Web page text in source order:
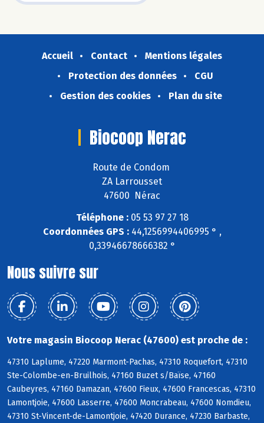
Accueil Contact
Mentions légales
Protection des données
CGU
Gestion des cookies
Plan du site
Biocoop Nerac
Route de Condom
ZA Larrousset
47600 Nérac
Téléphone :05 53 97 27 18
Coordonnées GPS :44,1256994406995 ° ,
0,33946678666382 °
Nous suivre sur
Votre magasin Biocoop Nerac (47600) est proche de :
47310 Laplume, 47220 Marmont-Pachas, 47310 Roquefort, 47310
Ste-Colombe-en-Bruilhois, 47160 Buzet s/Baïse, 47160
Caubeyres, 47160 Damazan, 47600 Fieux, 47600 Francescas, 47310
Lamontjoie, 47600 Lasserre, 47600 Moncrabeau, 47600 Nomdieu,
47310 St-Vincent-de-Lamontjoie, 47420 Durance, 47230 Barbaste,